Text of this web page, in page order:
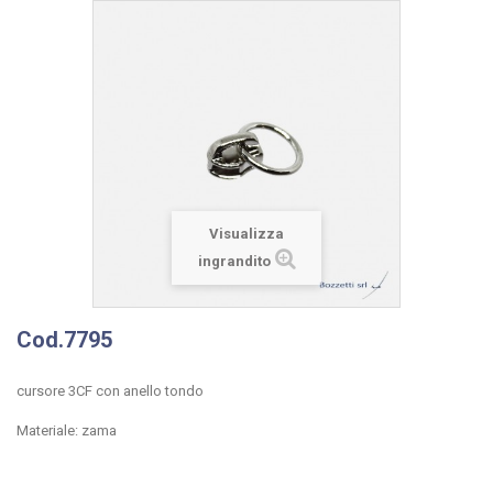
Visualizza
ingrandito
Cod.7795
cursore 3CF con anello tondo
Materiale: zama